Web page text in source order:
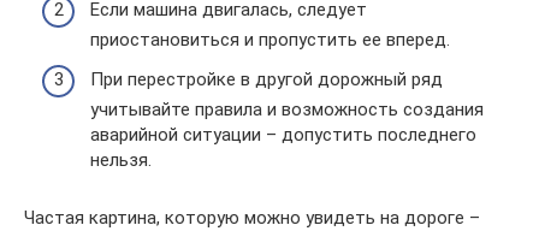
Если машина двигалась, следует
приостановиться и пропустить ее вперед.
При перестройке в другой дорожный ряд
учитывайте правила и возможность создания
аварийной ситуации – допустить последнего
нельзя.
Частая картина, которую можно увидеть на дороге –